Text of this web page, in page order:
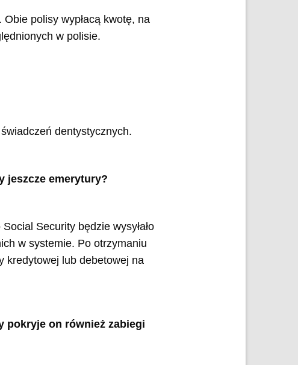
polisy wypłacą kwotę, na
w polisie.
dentystycznych.
jeszcze emerytury?
Security będzie wysyłało
w systemie. Po otrzymaniu
kredytowej lub debetowej na
pokryje on również zabiegi